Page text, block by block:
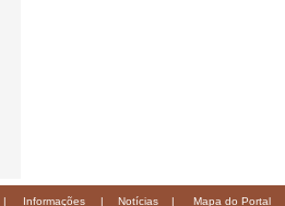
| Informações | Notícias | Mapa do Portal